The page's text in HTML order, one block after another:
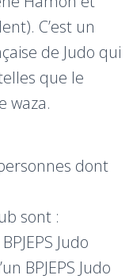
C’est un
de Judo qui
que le
waza.
dont
sont :
Judo
BPJEPS Judo